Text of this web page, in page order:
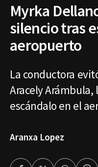
Myrka
silencio tras
aeropuerto
La conductora
Aracely Arámbula,
escándalo en el
Aranxa Lopez